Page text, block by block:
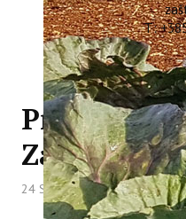
T:
Zaklade
24 Studeni 2023 Hitova: